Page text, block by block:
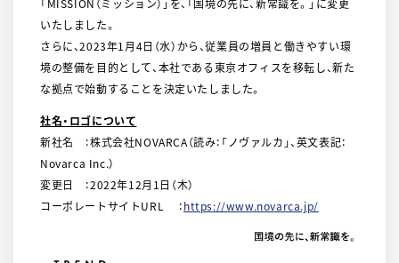
「MISSION（ミッション）」を、「国境の先に、新常識を。」に変更
いたしました。
さらに、2023年1月4日（水）から、従業員の増員と働きやすい環
境の整備を目的として、本社である東京オフィスを移転し、新た
な拠点で始動することを決定いたしました。
社名・ロゴについて
新社名 ：株式会社NOVARCA（読み：「ノヴァルカ」、英文表記：
Novarca Inc.）
変更日 ：2022年12月1日（木）
コーポレートサイトURL ：https://www.novarca.jp/